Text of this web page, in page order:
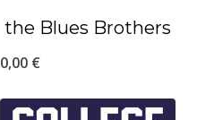
the Blues Brothers
0,00 €